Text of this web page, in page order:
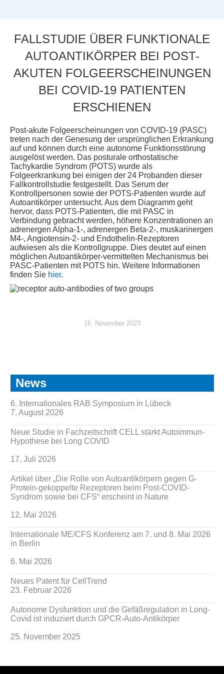
FALLSTUDIE ÜBER FUNKTIONALE
AUTOANTIKÖRPER BEI POST-
AKUTEN FOLGEERSCHEINUNGEN
BEI COVID-19 PATIENTEN
ERSCHIENEN
Post-akute Folgeerscheinungen von COVID-19 (PASC)
treten nach der Genesung der ursprünglichen Erkrankung
auf und können durch eine autonome Funktionsstörung
ausgelöst werden. Das posturale orthostatische
Tachykardie Syndrom (POTS) wurde als
Folgeerkrankung bei einigen der 24 Probanden dieser
Fallkontrollstudie festgestellt. Das Serum der
Kontrollpersonen sowie der POTS-Patienten wurde auf
Autoantikörper untersucht. Aus dem Diagramm geht
hervor, dass POTS-Patienten, die mit PASC in
Verbindung gebracht werden, höhere Konzentrationen an
adrenergen Alpha-1-, adrenergen Beta-2-, muskarinergen
M4-, Angiotensin-2- und Endothelin-Rezeptoren
aufwiesen als die Kontrollgruppe. Dies deutet auf einen
möglichen Autoantikörper-vermittelten Mechanismus bei
PASC-Patienten mit POTS hin. Weitere Informationen
finden Sie hier.
16. November 2023
News
6. Internationales RAB Symposium in Lübeck
7. August 2026
Neue Studie in Fachzeitschrift CELL stärkt Autoimmun-
Hypothese bei Long COVID
17. Juli 2026
Artikel über „Die Rolle von Autoantikörpern gegen G-
Protein-gekoppelte Rezeptoren beim Post-COVID-
Syndrom sowie bei CFS“ erscheint in Nature
12. Mai 2026
Internationale ME/CFS Konferenz am 7. und 8. Mai 2026
in Berlin
6. Mai 2026
Neues Patent für CellTrend
23. Februar 2026
Autonome Dysfunktion und die Gefäßregulation in Long-
Covid ist induziert durch GPCR-Auto-Antikörper
25. November 2025